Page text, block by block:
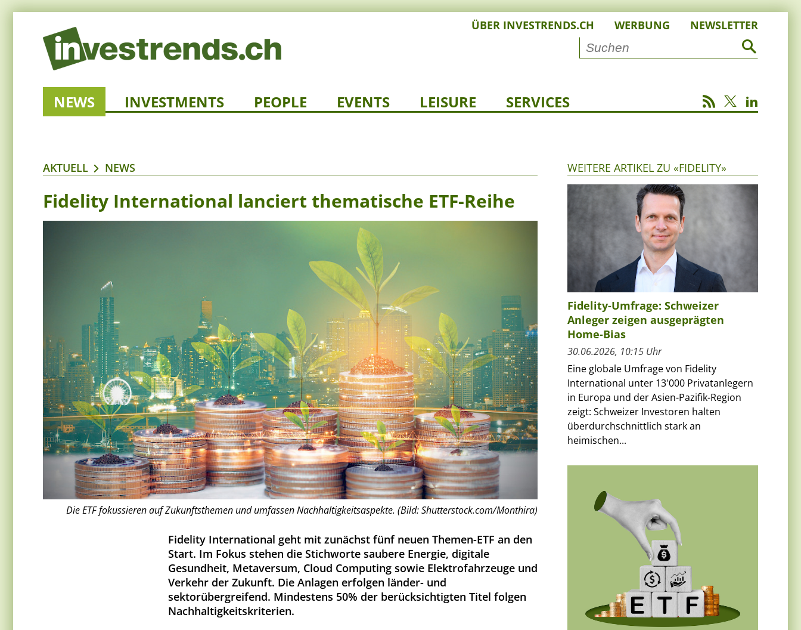
ÜBER INVESTRENDS.CH WERBUNG NEWSLETTER
NEWS INVESTMENTS PEOPLE EVENTS LEISURE SERVICES
AKTUELL NEWS
Fidelity International lanciert thematische ETF-Reihe
Die ETF fokussieren auf Zukunftsthemen und umfassen Nachhaltigkeitsaspekte. (Bild: Shutterstock.com/Monthira)
Fidelity International geht mit zunächst fünf neuen Themen-ETF an den
Start. Im Fokus stehen die Stichworte saubere Energie, digitale
Gesundheit, Metaversum, Cloud Computing sowie Elektrofahrzeuge und
Verkehr der Zukunft. Die Anlagen erfolgen länder- und
sektorübergreifend. Mindestens 50% der berücksichtigten Titel folgen
Nachhaltigkeitskriterien.
WEITERE ARTIKEL ZU «FIDELITY»
Fidelity-Umfrage: Schweizer
Anleger zeigen ausgeprägten
Home-Bias
30.06.2026, 10:15 Uhr
Eine globale Umfrage von Fidelity
International unter 13'000 Privatanlegern
in Europa und der Asien-Pazifik-Region
zeigt: Schweizer Investoren halten
überdurchschnittlich stark an
heimischen...